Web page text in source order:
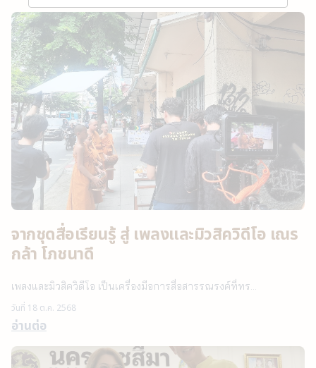
จากชุดสื่อเรียนรู้ สู่ เพลงและมิวสิควิดีโอ เณร
กล้า โภชนาดี
เพลงและมิวสิควิดีโอ เป็นเครื่องมือการสื่อสารรณรงค์ที่ทร…
วันที่ 18 ต.ค. 2568
อ่านต่อ